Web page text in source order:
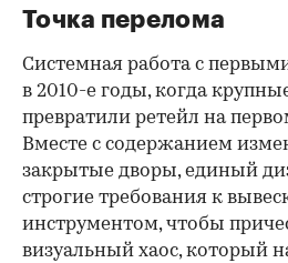
Точка перелома
Системная работа с
в 2010-е годы, когда
превратили ретейл на
Вместе с содержанием
закрытые дворы, единый
строгие требования к
инструментом, чтобы
визуальный хаос, который